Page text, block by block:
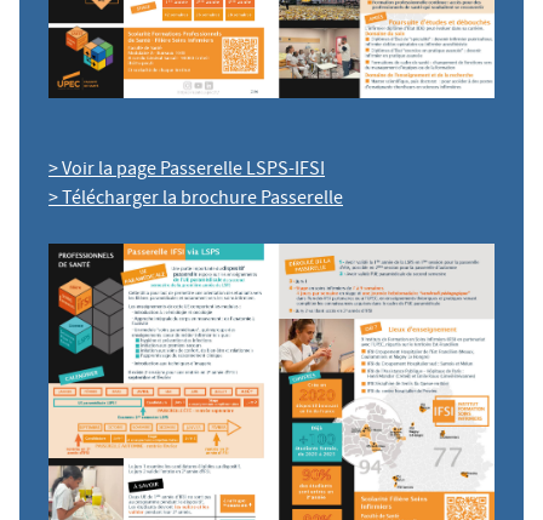
> Voir la page Passerelle LSPS-IFSI
> Télécharger la brochure Passerelle